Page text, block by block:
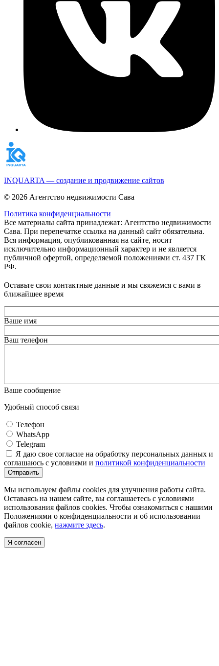
INQUARTA — создание и продвижение сайтов
© 2026 Агентство недвижимости Сава
Политика конфиденциальности
Все материалы сайта принадлежат: Агентство недвижимости
Сава. При перепечатке ссылка на данный сайт обязательна.
Вся информация, опубликованная на сайте, носит
исключительно информационный характер и не является
публичной офертой, определяемой положениями ст. 437 ГК
РФ.
Оставьте свои контактные данные и мы свяжемся с вами в
ближайшее время
Ваше имя
Ваш телефон
Ваше сообщение
Удобный способ связи
Телефон
WhatsApp
Telegram
Я даю свое согласие на обработку персональных данных и
соглашаюсь с условиями и политикой конфиденциальности
Отправить
Мы используем файлы cookies для улучшения работы сайта.
Оставаясь на нашем сайте, вы соглашаетесь с условиями
использования файлов cookies. Чтобы ознакомиться с нашими
Положениями о конфиденциальности и об использовании
файлов cookie, нажмите здесь.
Я согласен